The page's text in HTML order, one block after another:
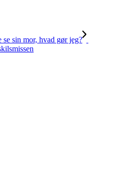
sin mor, hvad gør jeg?